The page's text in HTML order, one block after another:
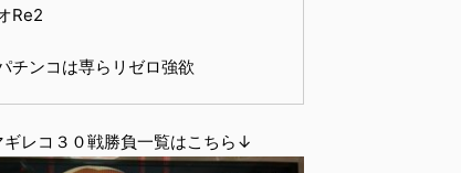
Re2
チンコは専らリゼロ強欲
レコ３０戦勝負一覧はこちら↓